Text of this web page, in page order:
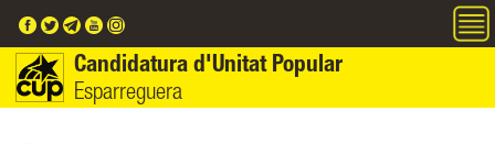
Candidatura d'Unitat Popular
Esparreguera